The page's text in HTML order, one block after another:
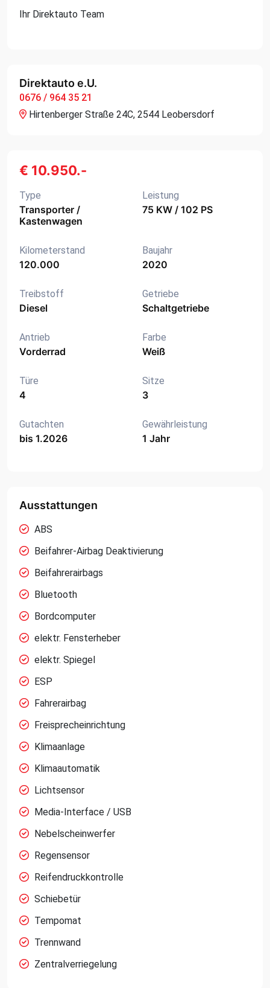
Ihr Direktauto Team
Direktauto e.U.
0676 / 964 35 21
Hirtenberger Straße 24C, 2544 Leobersdorf
€ 10.950.-
Type
Transporter /
Kastenwagen
Leistung
75 KW / 102 PS
Kilometerstand
120.000
Baujahr
2020
Treibstoff
Diesel
Getriebe
Schaltgetriebe
Antrieb
Vorderrad
Farbe
Weiß
Türe
4
Sitze
3
Gutachten
bis 1.2026
Gewährleistung
1 Jahr
Ausstattungen
ABS
Beifahrer-Airbag Deaktivierung
Beifahrerairbags
Bluetooth
Bordcomputer
elektr. Fensterheber
elektr. Spiegel
ESP
Fahrerairbag
Freisprecheinrichtung
Klimaanlage
Klimaautomatik
Lichtsensor
Media-Interface / USB
Nebelscheinwerfer
Regensensor
Reifendruckkontrolle
Schiebetür
Tempomat
Trennwand
Zentralverriegelung